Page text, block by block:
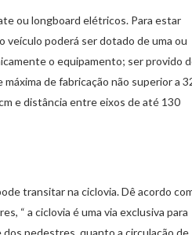
ou longboard elétricos. Para estar
poderá ser dotado de uma ou
o equipamento; ser provido
de fabricação não superior a
e distância entre eixos de até 130
transitar na ciclovia. Dê acordo
“ a ciclovia é uma via exclusiva para